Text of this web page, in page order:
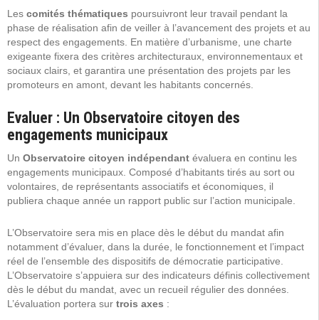
Les comités thématiques poursuivront leur travail pendant la
phase de réalisation afin de veiller à l’avancement des projets et au
respect des engagements. En matière d’urbanisme, une charte
exigeante fixera des critères architecturaux, environnementaux et
sociaux clairs, et garantira une présentation des projets par les
promoteurs en amont, devant les habitants concernés.
Evaluer : Un Observatoire citoyen des
engagements municipaux
Un Observatoire citoyen indépendant évaluera en continu les
engagements municipaux. Composé d’habitants tirés au sort ou
volontaires, de représentants associatifs et économiques, il
publiera chaque année un rapport public sur l’action municipale.
L’Observatoire sera mis en place dès le début du mandat afin
notamment d’évaluer, dans la durée, le fonctionnement et l’impact
réel de l’ensemble des dispositifs de démocratie participative.
L’Observatoire s’appuiera sur des indicateurs définis collectivement
dès le début du mandat, avec un recueil régulier des données.
L’évaluation portera sur trois axes :